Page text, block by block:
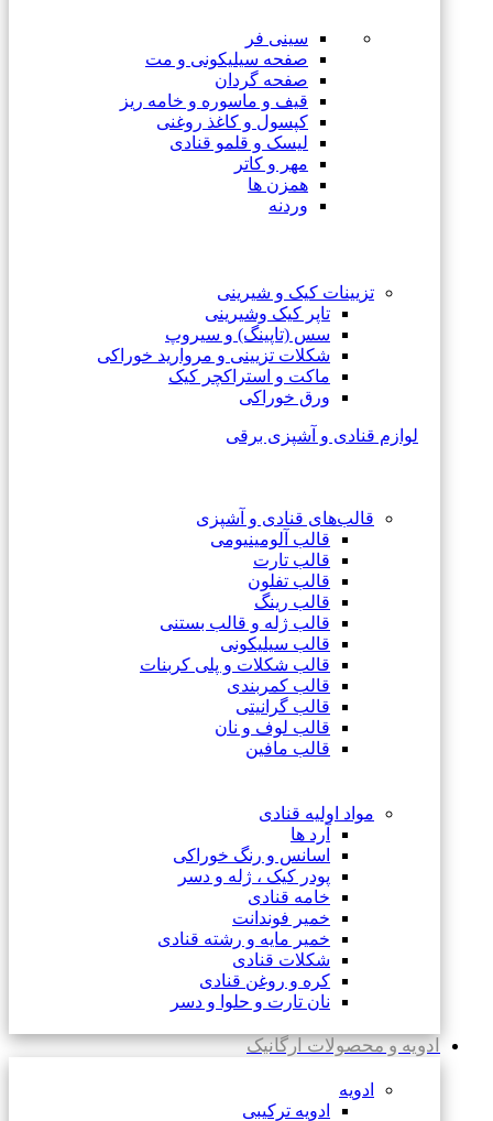
سینی فر
صفحه سیلیکونی و مت
صفحه گردان
قیف و ماسوره و خامه ریز
کپسول و کاغذ روغنی
لیسک و قلمو قنادی
مهر و کاتر
همزن ها
وردنه
تزیینات کیک و شیرینی
تاپر کیک وشیرینی
سس (تاپینگ) و سیروپ
شکلات تزیینی و مروارید خوراکی
ماکت و استراکچر کیک
ورق خوراکی
لوازم قنادی و آشپزی برقی
قالب‌های قنادی و آشپزی
قالب آلومینیومی
قالب تارت
قالب تفلون
قالب رینگ
قالب ژله و قالب بستنی
قالب سیلیکونی
قالب شکلات و پلی کربنات
قالب کمربندی
قالب گرانیتی
قالب لوف و نان
قالب مافین
مواد اولیه قنادی
آرد ها
اسانس و رنگ خوراکی
پودر کیک ، ژله و دسر
خامه قنادی
خمیر فوندانت
خمیر مایه و رشته قنادی
شکلات قنادی
کره و روغن قنادی
نان تارت و حلوا و دسر
ادویه و محصولات ارگانیک
ادویه
ادویه ترکیبی